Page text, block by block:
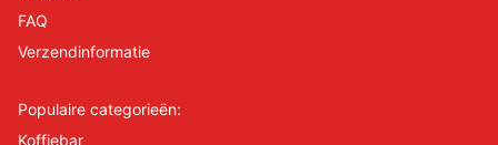
FAQ
Verzendinformatie
Populaire categorieën:
Koffiebar